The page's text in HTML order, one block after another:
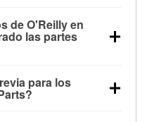
de alternador y
la luz “Check Engine”
de
disponibles en
Parts. La tienda
de O'Reilly en
las partes
disponibles en la
hayas
para los